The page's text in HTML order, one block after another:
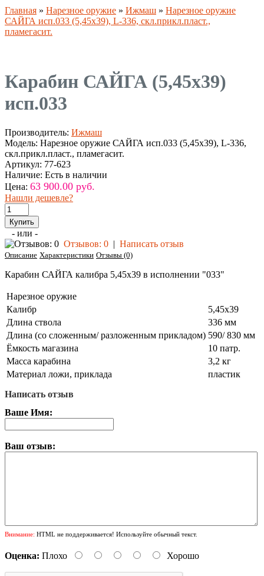
Главная » Нарезное оружие » Ижмаш » Нарезное оружие
САЙГА исп.033 (5,45х39), L-336, скл.прикл.пласт.,
пламегасит.
Карабин САЙГА (5,45х39)
исп.033
Производитель: Ижмаш
Модель: Нарезное оружие САЙГА исп.033 (5,45х39), L-336,
скл.прикл.пласт., пламегасит.
Артикул: 77-623
Наличие: Есть в наличии
Цена: 63 900.00 руб.
Нашли дешевле?
- или -
Отзывов: 0 | Написать отзыв
Описание Характеристики Отзывы (0)
Карабин САЙГА калибра 5,45х39 в исполнении "033"
Нарезное оружие
Калибр
5,45х39
Длина ствола
336 мм
Длина (со сложенным/ разложенным прикладом) 590/ 830 мм
Ёмкость магазина
10 патр.
Масса карабина
3,2 кг
Материал ложи, приклада
пластик
Написать отзыв
Ваше Имя:
Ваш отзыв:
Внимание: HTML не поддерживается! Используйте обычный текст.
Оценка: Плохо Хорошо